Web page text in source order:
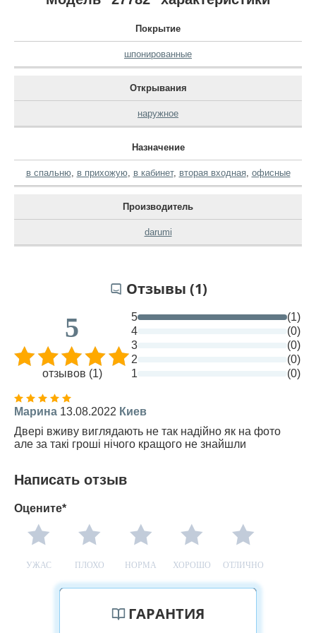
Покрытие
шпонированные
Открывания
наружное
Назначение
в спальню, в прихожую, в кабинет, вторая входная, офисные
Производитель
darumi
Отзывы (1)
5
отзывов (1)
5
(1)
4
(0)
3
(0)
2
(0)
1
(0)
Марина 13.08.2022 Киев
Двері вживу виглядають не так надійно як на фото
але за такі гроші нічого кращого не знайшли
Написать отзыв
Оцените*
УЖАС ПЛОХО НОРМА ХОРОШО ОТЛИЧНО
ГАРАНТИЯ